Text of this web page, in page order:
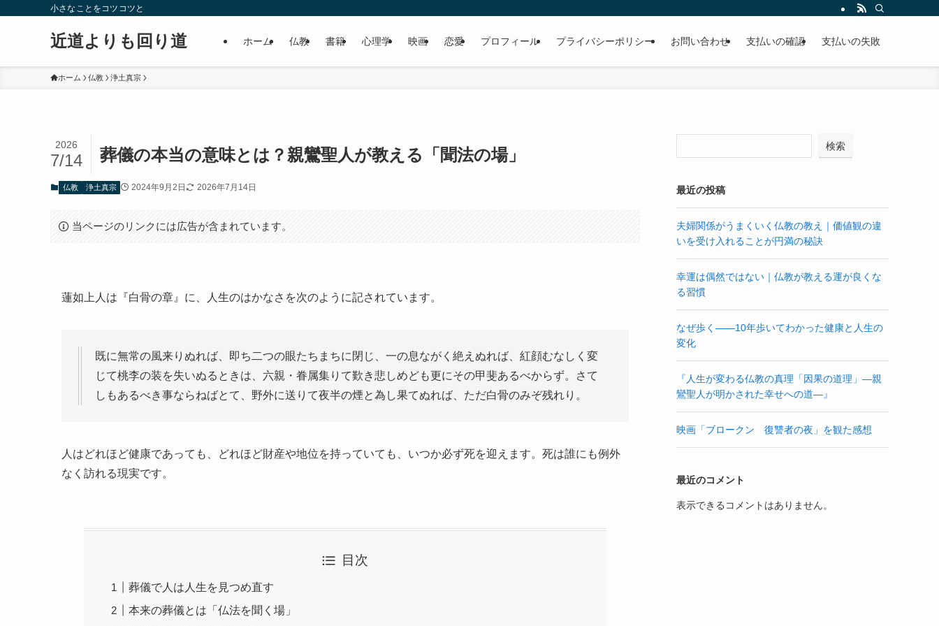
小さなことをコツコツと
近道よりも回り道 ホーム 仏教 書籍 心理学 映画 恋愛 プロフィール プライバシーポリシー お問い合わせ 支払いの確認 支払いの失敗
ホーム 仏教 浄土真宗
葬儀の本当の意味とは？親鸞聖人が教える「聞法の場」
2026
7/14
仏教 浄土真宗 2024年9月2日 2026年7月14日
当ページのリンクには広告が含まれています。
蓮如上人は『白骨の章』に、人生のはかなさを次のように記されています。
既に無常の風来りぬれば、即ち二つの眼たちまちに閉じ、一の息ながく絶えぬれば、紅顔むなしく変
じて桃李の装を失いぬるときは、六親・眷属集りて歎き悲しめども更にその甲斐あるべからず。さて
しもあるべき事ならねばとて、野外に送りて夜半の煙と為し果てぬれば、ただ白骨のみぞ残れり。
人はどれほど健康であっても、どれほど財産や地位を持っていても、いつか必ず死を迎えます。死は誰にも例外
なく訪れる現実です。
目次
葬儀で人は人生を見つめ直す
本来の葬儀とは「仏法を聞く場」
検索
最近の投稿
夫婦関係がうまくいく仏教の教え｜価値観の違
いを受け入れることが円満の秘訣
幸運は偶然ではない｜仏教が教える運が良くな
る習慣
なぜ歩く——10年歩いてわかった健康と人生の
変化
『人生が変わる仏教の真理「因果の道理」—親
鸞聖人が明かされた幸せへの道—』
映画「ブロークン 復讐者の夜」を観た感想
最近のコメント
表示できるコメントはありません。